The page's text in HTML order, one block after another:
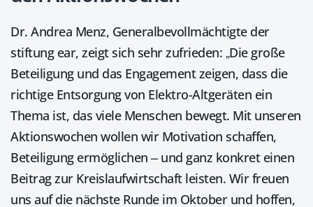
Dr. Andrea Menz, Generalbevollmächtigte der
stiftung ear, zeigt sich sehr zufrieden: „Die große
Beteiligung und das Engagement zeigen, dass die
richtige Entsorgung von Elektro-Altgeräten ein
Thema ist, das viele Menschen bewegt. Mit unseren
Aktionswochen wollen wir Motivation schaffen,
Beteiligung ermöglichen – und ganz konkret einen
Beitrag zur Kreislaufwirtschaft leisten. Wir freuen
uns auf die nächste Runde im Oktober und hoffen,